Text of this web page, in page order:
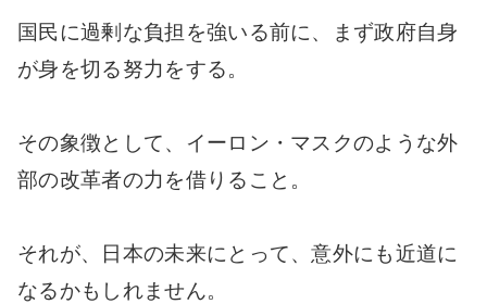
国民に過剰な負担を強いる前に、まず政府自身
が身を切る努力をする。
その象徴として、イーロン・マスクのような外
部の改革者の力を借りること。
それが、日本の未来にとって、意外にも近道に
なるかもしれません。